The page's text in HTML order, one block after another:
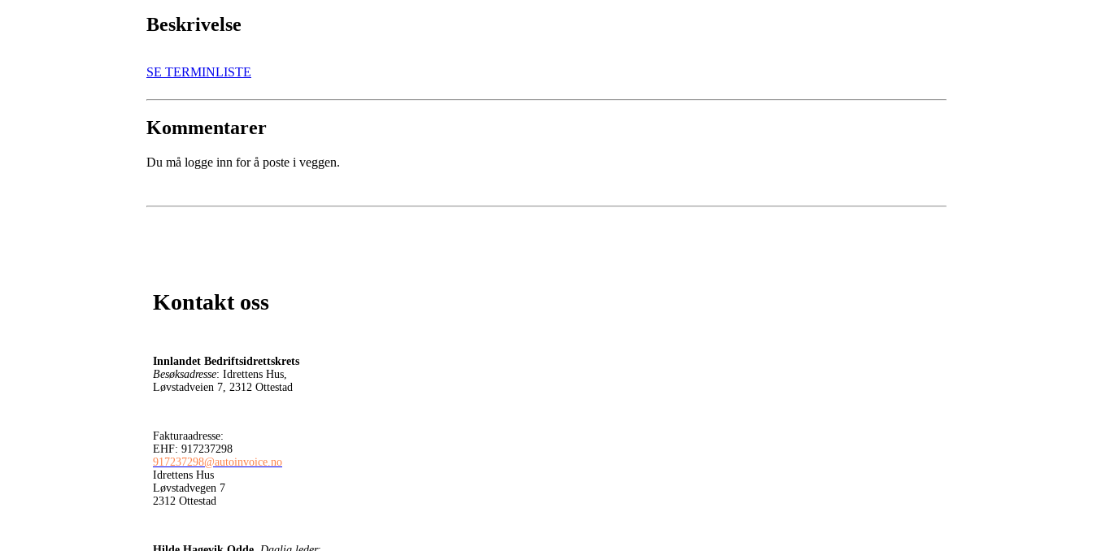
Beskrivelse
SE TERMINLISTE
Kommentarer
Du må logge inn for å poste i veggen.
Kontakt oss
Innlandet Bedriftsidrettskrets
Besøksadresse: Idrettens Hus,
Løvstadveien 7, 2312 Ottestad
Fakturaadresse:
EHF: 917237298
917237298@autoinvoice.no
Idrettens Hus
Løvstadvegen 7
2312 Ottestad